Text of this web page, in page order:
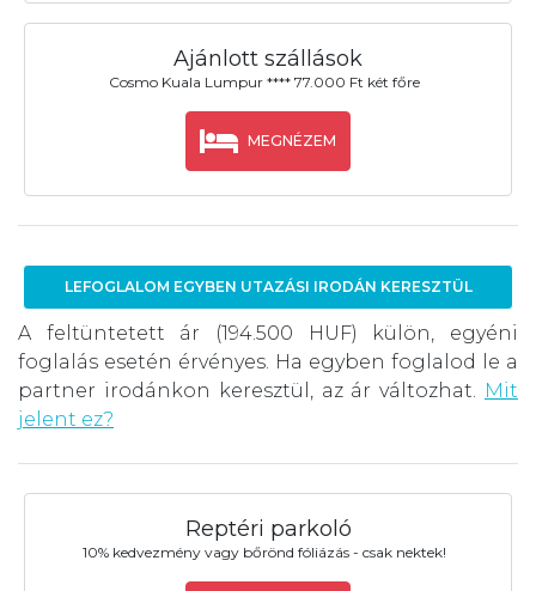
Ajánlott szállások
Cosmo Kuala Lumpur **** 77.000 Ft két főre
MEGNÉZEM
LEFOGLALOM EGYBEN UTAZÁSI IRODÁN KERESZTÜL
A feltüntetett ár (194.500 HUF) külön, egyéni
foglalás esetén érvényes. Ha egyben foglalod le a
partner irodánkon keresztül, az ár változhat.
Mit
jelent ez?
Reptéri parkoló
10% kedvezmény vagy bőrönd fóliázás - csak nektek!